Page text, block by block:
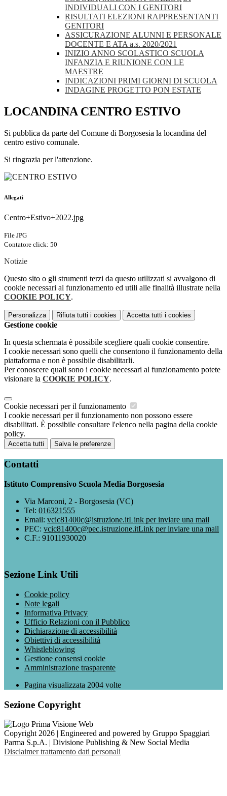
INDIVIDUALI CON I GENITORI
RISULTATI ELEZIONI RAPPRESENTANTI
GENITORI
ASSICURAZIONE ALUNNI E PERSONALE
DOCENTE E ATA a.s. 2020/2021
INIZIO ANNO SCOLASTICO SCUOLA
INFANZIA E RIUNIONE CON LE
MAESTRE
INDICAZIONI PRIMI GIORNI DI SCUOLA
INDAGINE PROGETTO PON ESTATE
LOCANDINA CENTRO ESTIVO
Si pubblica da parte del Comune di Borgosesia la locandina del
centro estivo comunale.
Si ringrazia per l'attenzione.
Allegati
Centro+Estivo+2022.jpg
File JPG
Contatore click: 50
Notizie
Questo sito o gli strumenti terzi da questo utilizzati si avvalgono di
cookie necessari al funzionamento ed utili alle finalità illustrate nella
COOKIE POLICY.
Personalizza Rifiuta tutti i cookies Accetta tutti i cookies
Gestione cookie
In questa schermata è possibile scegliere quali cookie consentire.
I cookie necessari sono quelli che consentono il funzionamento della
piattaforma e non è possibile disabilitarli.
Per conoscere quali sono i cookie necessari al funzionamento potete
visionare la COOKIE POLICY.
Cookie necessari per il funzionamento
I cookie necessari per il funzionamento non possono essere
disabilitati. È possibile consultare l'elenco nella pagina della cookie
policy.
Accetta tutti Salva le preferenze
Contatti
Istituto Comprensivo Scuola Media Borgosesia
Via Marconi, 2 - Borgosesia (VC)
Tel: 016321555
Email: vcic81400c@istruzione.itLink per inviare una mail
PEC: vcic81400c@pec.istruzione.itLink per inviare una mail
C.F.: 91011930020
Sezione Link Utili
Cookie policy
Note legali
Informativa Privacy
Ufficio Relazioni con il Pubblico
Dichiarazione di accessibilità
Obiettivi di accessibilità
Whistleblowing
Gestione consensi cookie
Amministrazione trasparente
Pagina visualizzata 2004 volte
Sezione Copyright
Copyright 2026 | Engineered and powered by Gruppo Spaggiari
Parma S.p.A. | Divisione Publishing & New Social Media
Disclaimer trattamento dati personali